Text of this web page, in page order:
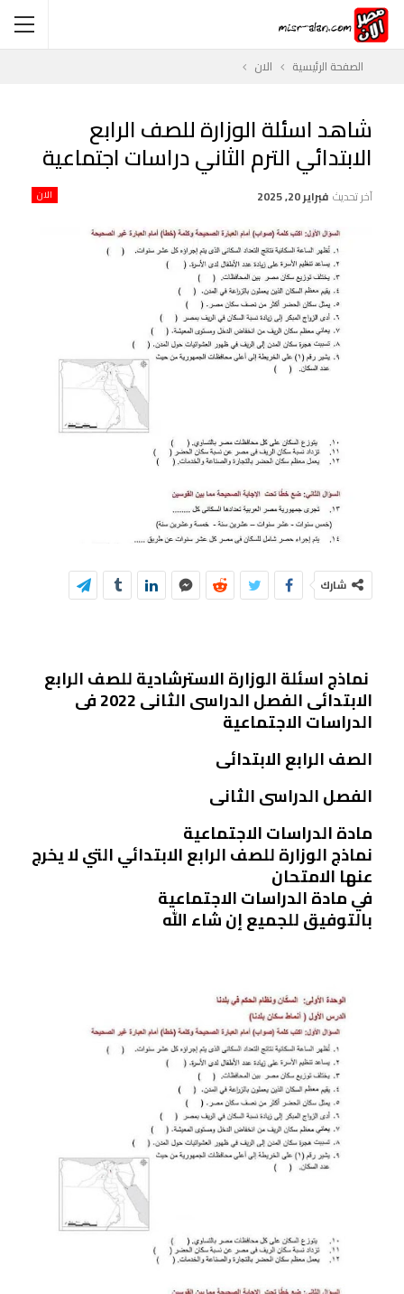
الصفحة الرئيسية الان
شاهد اسئلة الوزارة للصف الرابع
الابتدائي الترم الثاني دراسات اجتماعية
الان آخر تحديث فبراير 20, 2025
شارك
نماذج اسئلة الوزارة الاسترشادية للصف الرابع
الابتدائى الفصل الدراسى الثانى 2022 فى
الدراسات الاجتماعية
الصف الرابع الابتدائى
الفصل الدراسى الثانى
مادة الدراسات الاجتماعية
نماذج الوزارة للصف الرابع الابتدائي التي لا يخرج
عنها الامتحان
في مادة الدراسات الاجتماعية
بالتوفيق للجميع إن شاء الله